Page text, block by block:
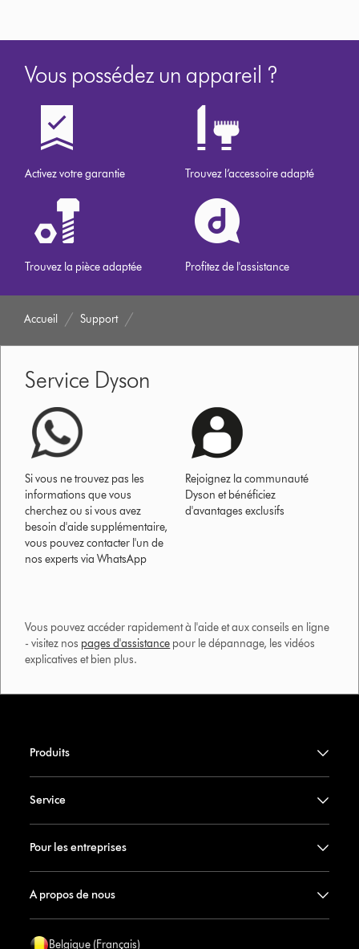
Vous possédez un appareil ?
Activez votre garantie Trouvez l’accessoire adapté
Trouvez la pièce adaptée Profitez de l'assistance
Accueil Support
Service Dyson
Si vous ne trouvez pas les
informations que vous
cherchez ou si vous avez
besoin d'aide supplémentaire,
vous pouvez contacter l'un de
nos experts via WhatsApp
Rejoignez la communauté
Dyson et bénéficiez
d'avantages exclusifs
Vous pouvez accéder rapidement à l'aide et aux conseils en ligne
- visitez nos pages d'assistance pour le dépannage, les vidéos
explicatives et bien plus.​
Produits
Service
Pour les entreprises
A propos de nous
Belgique (Français)